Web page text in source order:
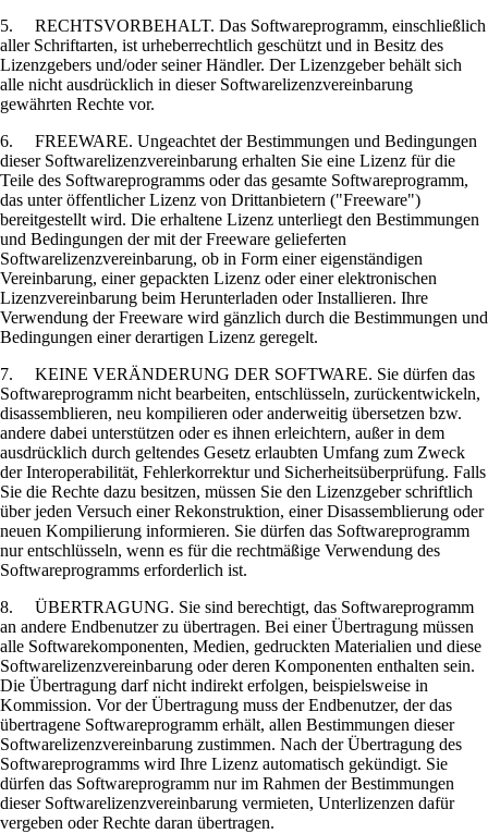
5. RECHTSVORBEHALT. Das Softwareprogramm, einschließlich
aller Schriftarten, ist urheberrechtlich geschützt und in Besitz des
Lizenzgebers und/oder seiner Händler. Der Lizenzgeber behält sich
alle nicht ausdrücklich in dieser Softwarelizenzvereinbarung
gewährten Rechte vor.
6. FREEWARE. Ungeachtet der Bestimmungen und Bedingungen
dieser Softwarelizenzvereinbarung erhalten Sie eine Lizenz für die
Teile des Softwareprogramms oder das gesamte Softwareprogramm,
das unter öffentlicher Lizenz von Drittanbietern ("Freeware")
bereitgestellt wird. Die erhaltene Lizenz unterliegt den Bestimmungen
und Bedingungen der mit der Freeware gelieferten
Softwarelizenzvereinbarung, ob in Form einer eigenständigen
Vereinbarung, einer gepackten Lizenz oder einer elektronischen
Lizenzvereinbarung beim Herunterladen oder Installieren. Ihre
Verwendung der Freeware wird gänzlich durch die Bestimmungen und
Bedingungen einer derartigen Lizenz geregelt.
7. KEINE VERÄNDERUNG DER SOFTWARE. Sie dürfen das
Softwareprogramm nicht bearbeiten, entschlüsseln, zurückentwickeln,
disassemblieren, neu kompilieren oder anderweitig übersetzen bzw.
andere dabei unterstützen oder es ihnen erleichtern, außer in dem
ausdrücklich durch geltendes Gesetz erlaubten Umfang zum Zweck
der Interoperabilität, Fehlerkorrektur und Sicherheitsüberprüfung. Falls
Sie die Rechte dazu besitzen, müssen Sie den Lizenzgeber schriftlich
über jeden Versuch einer Rekonstruktion, einer Disassemblierung oder
neuen Kompilierung informieren. Sie dürfen das Softwareprogramm
nur entschlüsseln, wenn es für die rechtmäßige Verwendung des
Softwareprogramms erforderlich ist.
8. ÜBERTRAGUNG. Sie sind berechtigt, das Softwareprogramm
an andere Endbenutzer zu übertragen. Bei einer Übertragung müssen
alle Softwarekomponenten, Medien, gedruckten Materialien und diese
Softwarelizenzvereinbarung oder deren Komponenten enthalten sein.
Die Übertragung darf nicht indirekt erfolgen, beispielsweise in
Kommission. Vor der Übertragung muss der Endbenutzer, der das
übertragene Softwareprogramm erhält, allen Bestimmungen dieser
Softwarelizenzvereinbarung zustimmen. Nach der Übertragung des
Softwareprogramms wird Ihre Lizenz automatisch gekündigt. Sie
dürfen das Softwareprogramm nur im Rahmen der Bestimmungen
dieser Softwarelizenzvereinbarung vermieten, Unterlizenzen dafür
vergeben oder Rechte daran übertragen.